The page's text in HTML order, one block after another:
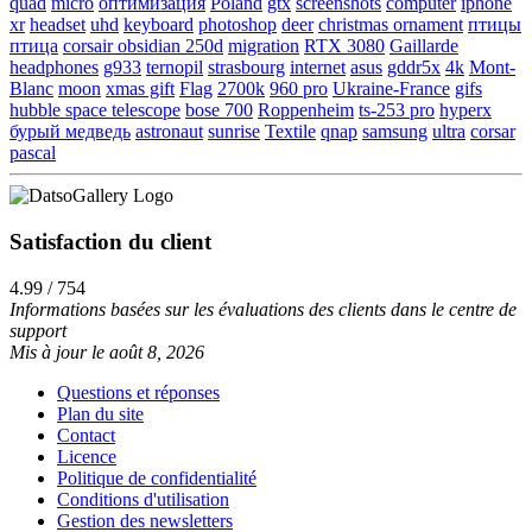
xr headset uhd keyboard photoshop deer christmas ornament птицы
птица corsair obsidian 250d migration RTX 3080 Gaillarde
headphones g933 ternopil strasbourg internet asus gddr5x 4k Mont-
Blanc moon xmas gift Flag 2700k 960 pro Ukraine-France gifs
hubble space telescope bose 700 Roppenheim ts-253 pro hyperx
бурый медведь astronaut sunrise Textile qnap samsung ultra corsar
pascal
Satisfaction du client
4.99 / 754
Informations basées sur les évaluations des clients dans le centre de
support
Mis à jour le août 8, 2026
Questions et réponses
Plan du site
Contact
Licence
Politique de confidentialité
Conditions d'utilisation
Gestion des newsletters